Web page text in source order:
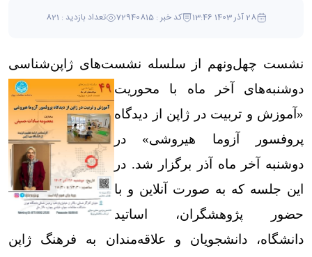
28 آذر 1403 13:46 کد خبر : 72940815 تعداد بازدید : 821
نشست چهل‌ونهم از سلسله نشست‌های ژاپن‌شناسی
دوشنبه‌های آخر ماه با محوریت
«آموزش و تربیت در ژاپن از دیدگاه
پروفسور آزوما هیروشی» در
دوشنبه آخر ماه آذر برگزار شد. در
این جلسه که به صورت آنلاین و با
حضور پژوهشگران، اساتید
دانشگاه، دانشجویان و علاقه‌مندان به فرهنگ ژاپن